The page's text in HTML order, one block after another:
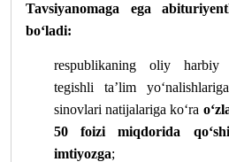
Tavsiyanomaga ega
bo‘ladi:
respublikaning oliy harbiy
tegishli ta’lim
sinovlari natijalariga ko‘ra
50 foizi miqdorida
imtiyozga;